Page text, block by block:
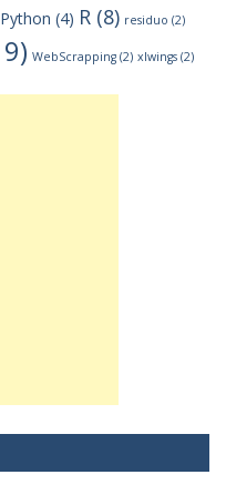
Python (4) R (8) residuo (2)
WebScrapping (2) xlwings (2)